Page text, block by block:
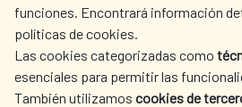
funciones. Encontrará información
políticas de cookies.
Las cookies categorizadas como
esenciales para permitir las
También utilizamos cookies de